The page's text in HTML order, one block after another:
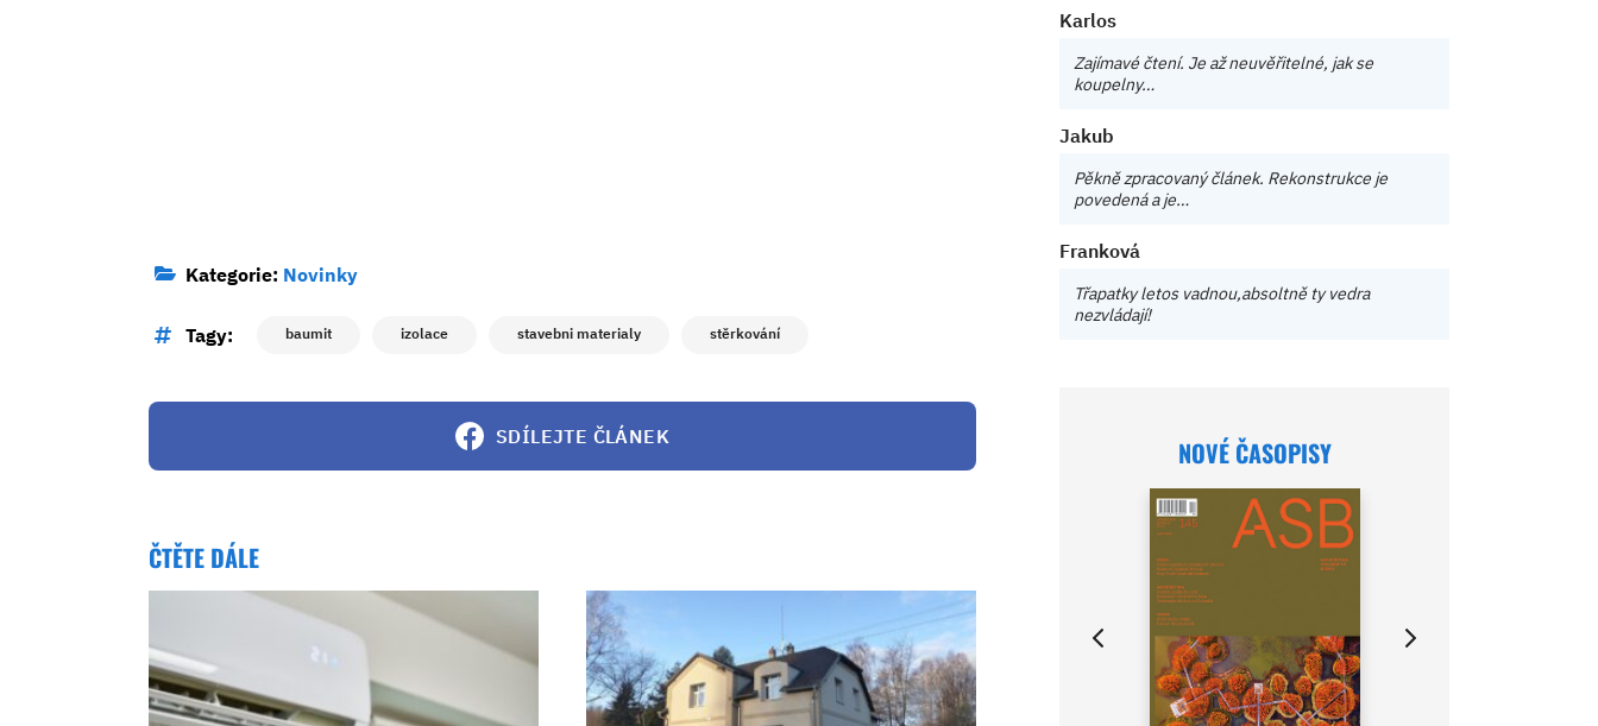
Kategorie: Novinky
Tagy: baumit izolace stavebni materialy stěrkování
SDÍLEJTE ČLÁNEK
ČTĚTE DÁLE
Karlos
Zajímavé čtení. Je až neuvěřitelné, jak se
koupelny…
Jakub
Pěkně zpracovaný článek. Rekonstrukce je
povedená a je…
Franková
Třapatky letos vadnou,absoltně ty vedra
nezvládají!
NOVÉ ČASOPISY